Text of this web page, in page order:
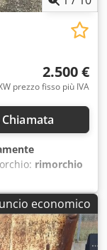
2.500 €
prezzo fisso più IVA
Chiamata
rimorchio
Tjpfx Ah Soha
economico